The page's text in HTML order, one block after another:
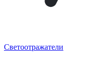
Светоотражатели